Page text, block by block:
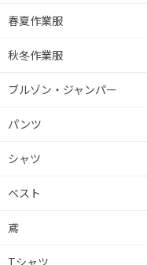
春夏作業服
秋冬作業服
ブルゾン・ジャンパー
パンツ
シャツ
ベスト
鳶